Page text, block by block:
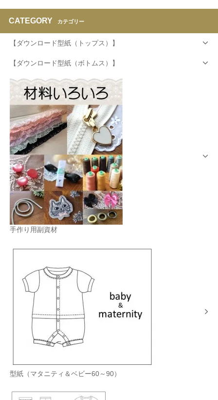
CATEGORY カテゴリー
【ダウンロード型紙（トップス）】
【ダウンロード型紙（ボトムス）】
手作り用副資材
型紙（マタニティ＆ベビー60～90）